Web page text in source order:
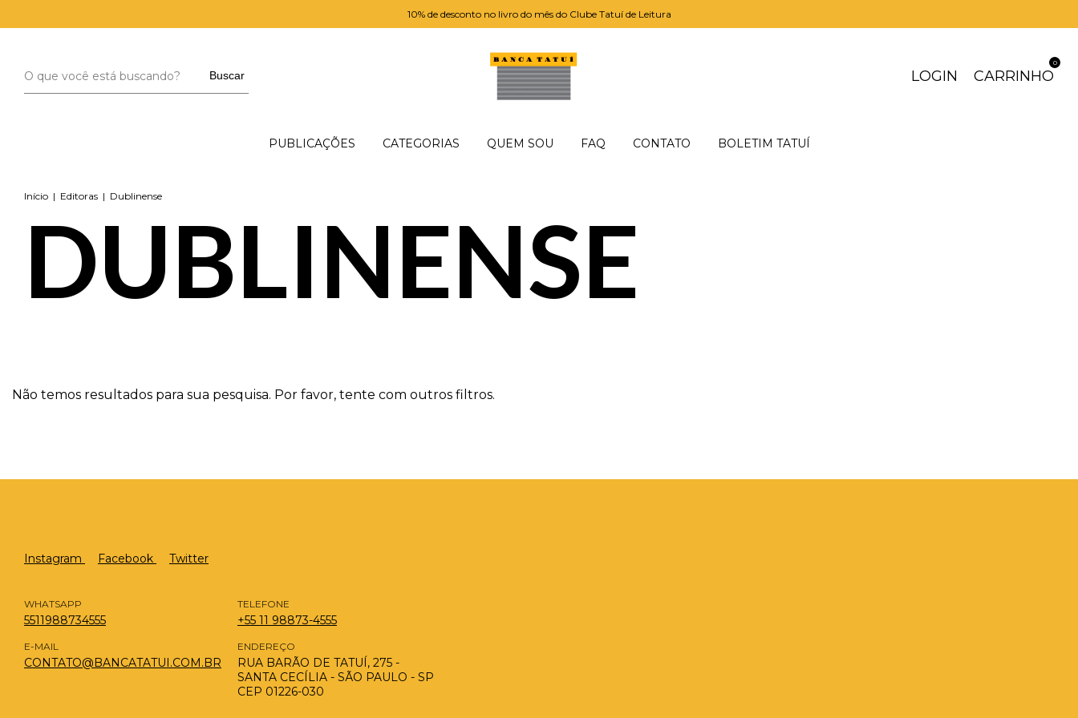
10% de desconto no livro do mês do Clube Tatuí de Leitura
Buscar LOGIN CARRINHO
0
PUBLICAÇÕES CATEGORIAS QUEM SOU FAQ CONTATO BOLETIM TATUÍ
Início | Editoras | Dublinense
DUBLINENSE
Não temos resultados para sua pesquisa. Por favor, tente com outros filtros.
Instagram Facebook Twitter
WHATSAPP
5511988734555
TELEFONE
+55 11 98873-4555
E-MAIL
CONTATO@BANCATATUI.COM.BR
ENDEREÇO
RUA BARÃO DE TATUÍ, 275 -
SANTA CECÍLIA - SÃO PAULO - SP
CEP 01226-030